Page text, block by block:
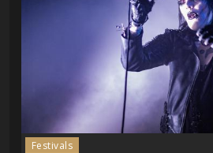
Festivals